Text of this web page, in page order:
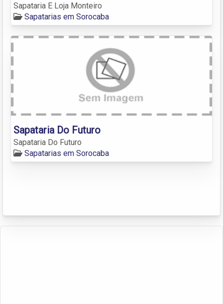
Sapataria E Loja Monteiro
Sapatarias em Sorocaba
Sapataria Do Futuro
Sapataria Do Futuro
Sapatarias em Sorocaba